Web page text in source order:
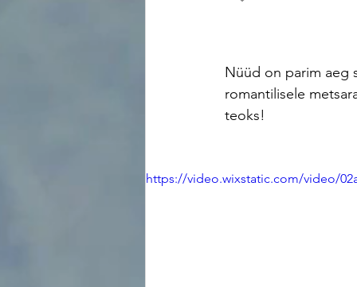
Nüüd on parim aeg
romantilisele
teoks!
https://video.wixstatic.com/video/